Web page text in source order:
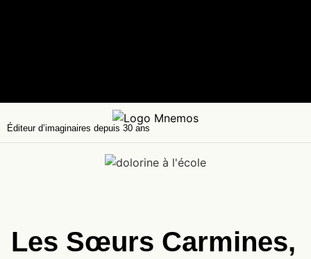
Éditeur d’imaginaires depuis 30 ans
Les Sœurs Carmines,